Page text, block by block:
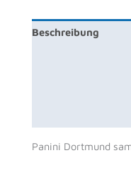
Stickeralbum
Beschreibung
Panini Dortmund